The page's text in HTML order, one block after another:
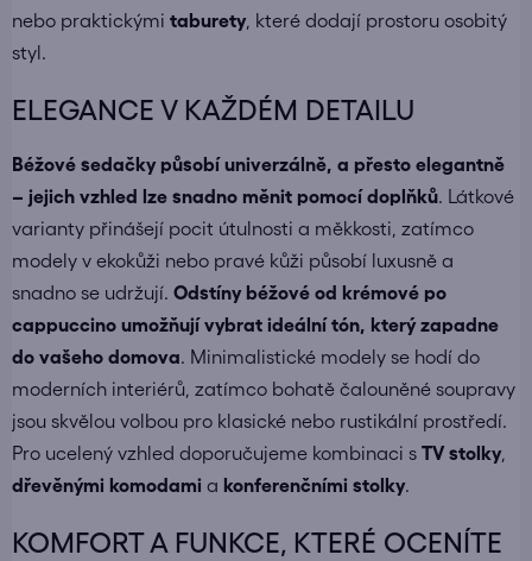
nebo praktickými taburety, které dodají prostoru osobitý
styl.
ELEGANCE V KAŽDÉM DETAILU
Béžové sedačky působí univerzálně, a přesto elegantně
– jejich vzhled lze snadno měnit pomocí doplňků. Látkové
varianty přinášejí pocit útulnosti a měkkosti, zatímco
modely v ekokůži nebo pravé kůži působí luxusně a
snadno se udržují. Odstíny béžové od krémové po
cappuccino umožňují vybrat ideální tón, který zapadne
do vašeho domova. Minimalistické modely se hodí do
moderních interiérů, zatímco bohatě čalouněné soupravy
jsou skvělou volbou pro klasické nebo rustikální prostředí.
Pro ucelený vzhled doporučujeme kombinaci s TV stolky,
dřevěnými komodami a konferenčními stolky.
KOMFORT A FUNKCE, KTERÉ OCENÍTE